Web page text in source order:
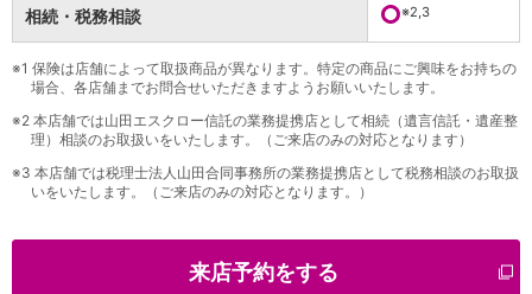
クレジットカード
デビットカード
インターネットバンキング
アプリ
イオン銀行アプリTOP
通帳アプリ
イオン銀行PayB
イオングループアプリ
相続・税務相談 ※2,3
※1 保険は店舗によって取扱商品が異なります。特定の商品にご興味をお持ちの
場合、各店舗までお問合せいただきますようお願いいたします。
※2 本店舗では山田エスクロー信託の業務提携店として相続（遺言信託・遺産整
理）相談のお取扱いをいたします。（ご来店のみの対応となります）
※3 本店舗では税理士法人山田合同事務所の業務提携店として税務相談のお取扱
いをいたします。（ご来店のみの対応となります。）
来店予約をする